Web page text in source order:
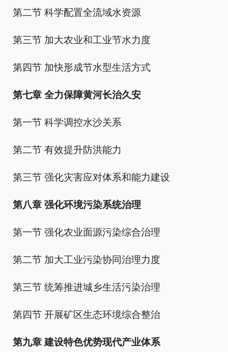
第二节 科学配置全流域水资源
第三节 加大农业和工业节水力度
第四节 加快形成节水型生活方式
第七章 全力保障黄河长治久安
第一节 科学调控水沙关系
第二节 有效提升防洪能力
第三节 强化灾害应对体系和能力建设
第八章 强化环境污染系统治理
第一节 强化农业面源污染综合治理
第二节 加大工业污染协同治理力度
第三节 统筹推进城乡生活污染治理
第四节 开展矿区生态环境综合整治
第九章 建设特色优势现代产业体系